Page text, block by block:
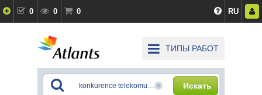
0 0 0 RU
ТИПЫ РАБОТ
Искать